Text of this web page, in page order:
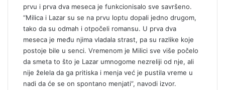
prvu i prva dva meseca je funkcionisalo sve savršeno.
“Milica i Lazar su se na prvu loptu dopali jedno drugom,
tako da su odmah i otpočeli romansu. U prva dva
meseca je među njima vladala strast, pa su razlike koje
postoje bile u senci. Vremenom je Milici sve više počelo
da smeta to što je Lazar umnogome nezreliji od nje, ali
nije želela da ga pritiska i menja već je pustila vreme u
nadi da će se on spontano menjati”, navodi izvor.